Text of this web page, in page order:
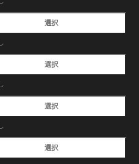
選択
選択
選択
選択